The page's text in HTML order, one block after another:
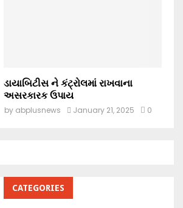
ડાયાબિટીસ ને કંટ્રોલમાં રાખવાના
અસરકારક ઉપાય
by abplusnews January 21, 2025 0
CATEGORIES